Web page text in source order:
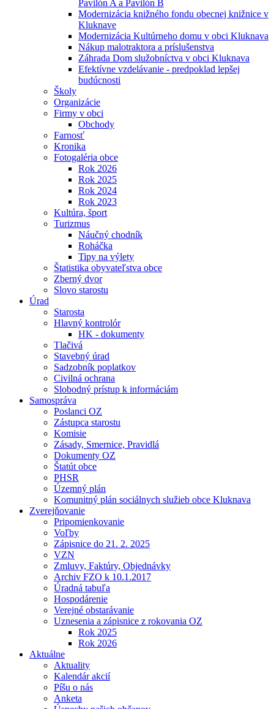
Pavilón A a Pavilón B
Modernizácia knižného fondu obecnej knižnice v
Kluknave
Modernizácia Kultúrneho domu v obci Kluknava
Nákup malotraktora a príslušenstva
Záhrada Dom služobníctva v obci Kluknava
Efektívne vzdelávanie - predpoklad lepšej
budúcnosti
Školy
Organizácie
Firmy v obci
Obchody
Farnosť
Kronika
Fotogaléria obce
Rok 2026
Rok 2025
Rok 2024
Rok 2023
Kultúra, šport
Turizmus
Náučný chodník
Roháčka
Tipy na výlety
Štatistika obyvateľstva obce
Zberný dvor
Slovo starostu
Úrad
Starosta
Hlavný kontrolór
HK - dokumenty
Tlačivá
Stavebný úrad
Sadzobník poplatkov
Civilná ochrana
Slobodný prístup k informáciám
Samospráva
Poslanci OZ
Zástupca starostu
Komisie
Zásady, Smernice, Pravidlá
Dokumenty OZ
Štatút obce
PHSR
Územný plán
Komunitný plán sociálnych služieb obce Kluknava
Zverejňovanie
Pripomienkovanie
Voľby
Zápisnice do 21. 2. 2025
VZN
Zmluvy, Faktúry, Objednávky
Archiv FZO k 10.1.2017
Úradná tabuľa
Hospodárenie
Verejné obstarávanie
Uznesenia a zápisnice z rokovania OZ
Rok 2025
Rok 2026
Aktuálne
Aktuality
Kalendár akcií
Píšu o nás
Anketa